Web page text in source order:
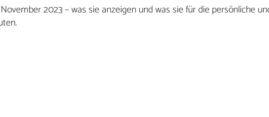
2023 – was sie anzeigen und was sie für die persönliche